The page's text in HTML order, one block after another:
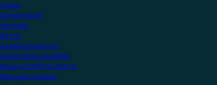
Videos
Gemeinschaft
Hersteller
Partner
Ausbildungszentren
Freiberufliche Ausbilder
Wissenschaftliche Partner
Nationale Gruppen